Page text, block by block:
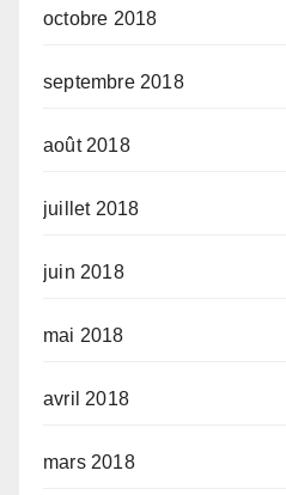
octobre 2018
septembre 2018
août 2018
juillet 2018
juin 2018
mai 2018
avril 2018
mars 2018